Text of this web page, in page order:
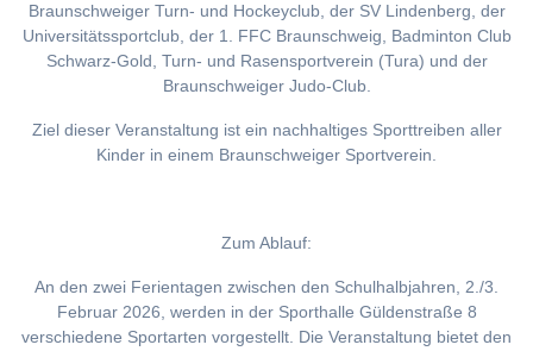
Braunschweiger Turn- und Hockeyclub, der SV Lindenberg, der
Universitätssportclub, der 1. FFC Braunschweig, Badminton Club
Schwarz-Gold, Turn- und Rasensportverein (Tura) und der
Braunschweiger Judo-Club.
Ziel dieser Veranstaltung ist ein nachhaltiges Sporttreiben aller
Kinder in einem Braunschweiger Sportverein.
Zum Ablauf:
An den zwei Ferientagen zwischen den Schulhalbjahren, 2./3.
Februar 2026, werden in der Sporthalle Güldenstraße 8
verschiedene Sportarten vorgestellt. Die Veranstaltung bietet den